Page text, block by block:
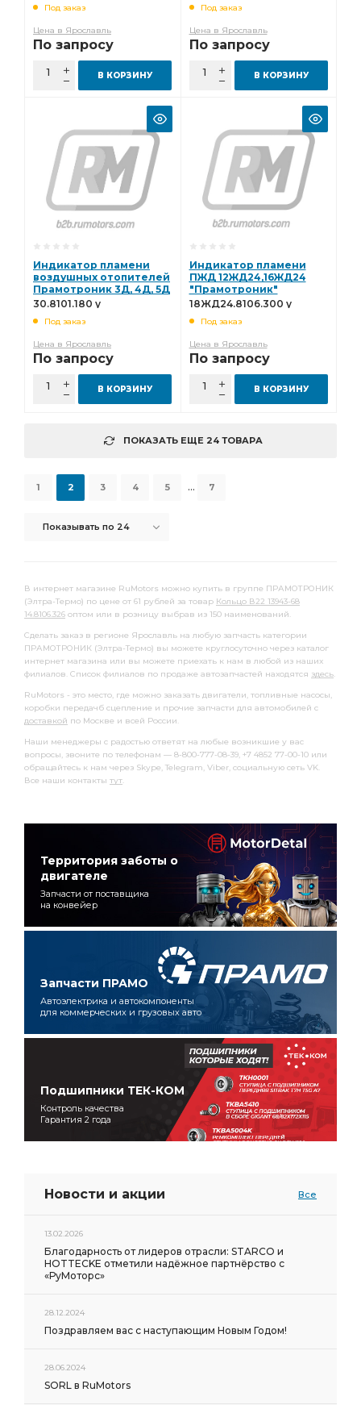
Под заказ
Цена в Ярославль
По запросу
В КОРЗИНУ
Под заказ
Цена в Ярославль
По запросу
В КОРЗИНУ
Индикатор пламени
воздушных отопителей
Прамотроник 3Д, 4Д, 5Д
30.8101.180 у
30.8101.180 у
Под заказ
Цена в Ярославль
По запросу
В КОРЗИНУ
Индикатор пламени
ПЖД 12ЖД24,16ЖД24
"Прамотроник"
18ЖД24.8106.300 у
18ЖД24.8106.300 у
Под заказ
Цена в Ярославль
По запросу
В КОРЗИНУ
ПОКАЗАТЬ ЕЩЕ 24 ТОВАРА
Показывать по 24
1 2 3 4 5 ... 7
В интернет магазине RuMotors можно купить в группе ПРАМОТРОНИК
(Элтра-Термо) по цене от 61 рублей за товар Кольцо В22 13943-68
14.8106.326 оптом или в розницу выбрав из 150 наименований.
Сделать заказ в регионе Ярославль на любую запчасть категории
ПРАМОТРОНИК (Элтра-Термо) вы можете круглосуточно через каталог
интернет магазина или вы можете приехать к нам в любой из наших
филиалов. Список филиалов по продаже автозапчастей находятся здесь.
RuMotors - это место, где можно заказать двигатели, топливные насосы,
коробки передачб сцепление и прочие запчасти для автомобилей с
доставкой по Москве и всей России.
Наши менеджеры с радостью ответят на любые возникшие у вас
вопросы, звоните по телефонам — 8-800-777-08-39, +7 4852 77-00-10 или
обращайтесь к нам через Skype, Telegram, Viber, социальную сеть VK.
Все наши контакты тут.
Территория заботы о
двигателе
Запчасти от поставщика
на конвейер
Запчасти ПРАМО
Автоэлектрика и автокомпоненты
для коммерческих и грузовых авто
Подшипники ТЕК-КОМ
Контроль качества
Гарантия 2 года
Новости и акции Все
13.02.2026
Благодарность от лидеров отрасли: STARCO и
HOTTECKE отметили надёжное партнёрство с
«РуМоторс»
28.12.2024
Поздравляем вас с наступающим Новым Годом!
28.06.2024
SORL в RuMotors